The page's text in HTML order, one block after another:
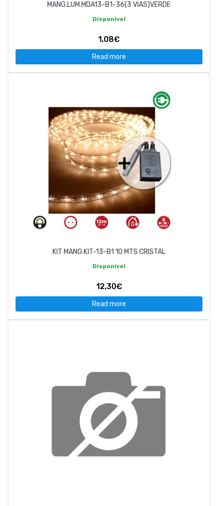
MANG.LUM.MDA13-B1-36(3 VIAS)VERDE
Disponível
1,08€
Read more
KIT MANG.KIT-13-B1 10 MTS CRISTAL
Disponível
12,30€
Read more